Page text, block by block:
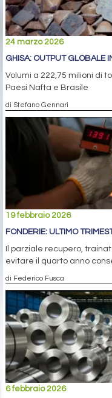
24 marzo 2026
GHISA: OUTPUT GLOBALE
Volumi a 222,75 milioni di
Paesi Nafta e Brasile
di Stefano Gennari
19 febbraio 2026
FONDERIE: ULTIMO
Il parziale recupero,
evitare il quarto anno
di Federico Fusca
6 febbraio 2026